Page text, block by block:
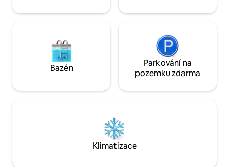
pohostinnosti
Bazén
Parkování na
pozemku zdarma
Klimatizace